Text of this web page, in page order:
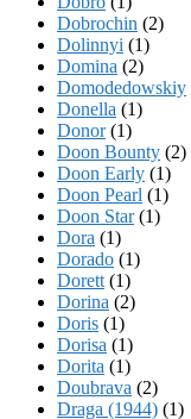
Dobrochin (2)
Dolinnyi (1)
Domina (2)
Domodedowskiy
Donella (1)
Donor(1)
Doon Bounty (2)
Doon Early (1)
Doon Pearl (1)
Doon Star(1)
Dora (1)
Dorado (1)
Dorett (1)
Dorina (2)
Doris (1)
Dorisa (1)
Dorita (1)
Doubrava (2)
Draga (1944) (1)